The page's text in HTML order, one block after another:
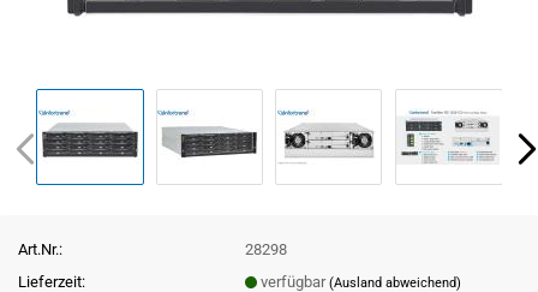
Art.Nr.:
28298
Lieferzeit:
verfügbar(Ausland abweichend)